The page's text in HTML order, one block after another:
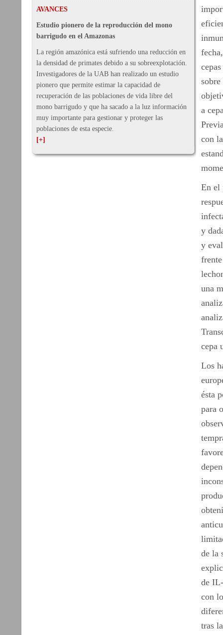
AVANCES
Estudio pionero de la reproducción del mono
barrigudo en el Amazonas
La región amazónica está sufriendo una reducción en
la densidad de primates debido a su sobreexplotación.
Investigadores de la UAB han realizado un estudio
pionero que permite estimar la capacidad de
recuperación de las poblaciones de vida libre del
mono barrigudo y que ha sacado a la luz información
muy importante para gestionar y proteger las
poblaciones de esta especie.
[+]
a
con
En el
y
y
una
cepa
Los
ésta
para
de la
de
con
tras